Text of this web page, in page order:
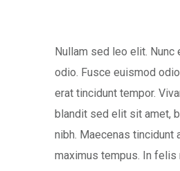
Nullam sed leo elit. Nunc
odio. Fusce euismod
erat tincidunt tempor.
blandit sed elit sit amet,
nibh. Maecenas tincidunt
maximus tempus. In felis